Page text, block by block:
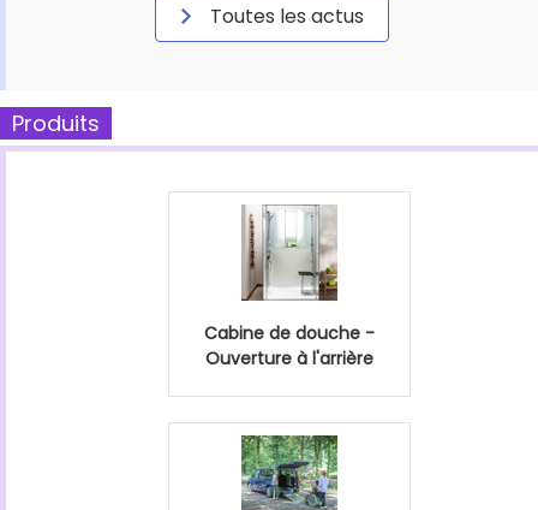
Toutes les actus
Produits
Cabine de douche -
Ouverture à l'arrière